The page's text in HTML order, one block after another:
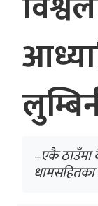
–एकै ठाउँमा